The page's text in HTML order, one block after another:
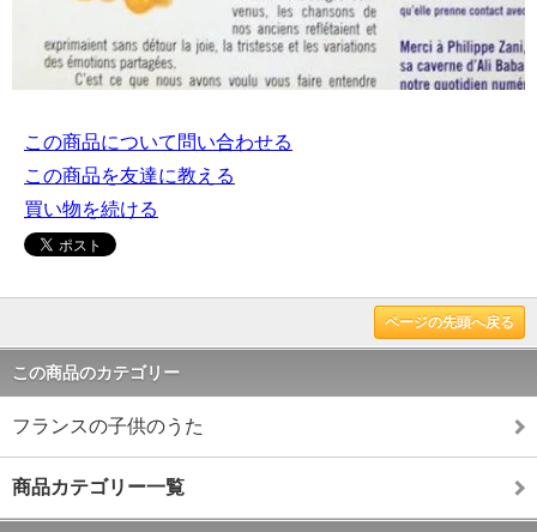
この商品について問い合わせる
この商品を友達に教える
買い物を続ける
ページの先頭へ戻る
この商品のカテゴリー
フランスの子供のうた
商品カテゴリー一覧